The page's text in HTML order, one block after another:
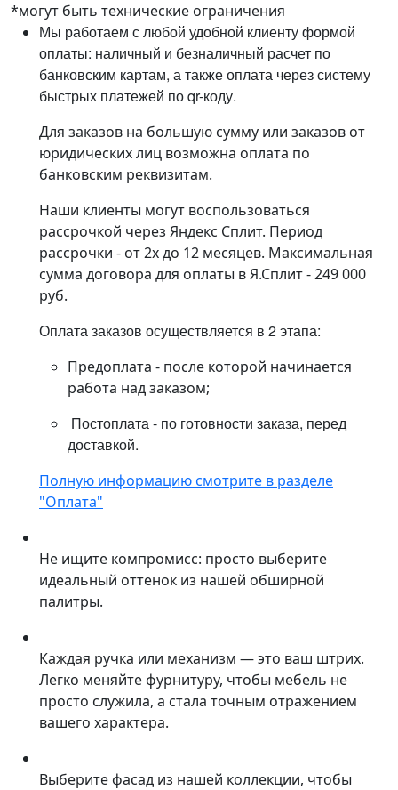
*могут быть технические ограничения
Мы работаем с любой удобной клиенту формой
оплаты: наличный и безналичный расчет по
банковским картам, а также оплата через систему
быстрых платежей по qr-коду.
Для заказов на большую сумму или заказов от
юридических лиц возможна оплата по
банковским реквизитам.
Наши клиенты могут воспользоваться
рассрочкой через Яндекс Сплит. Период
рассрочки - от 2х до 12 месяцев. Максимальная
сумма договора для оплаты в Я.Сплит - 249 000
руб.
Оплата заказов осуществляется в 2 этапа:
Предоплата - после которой начинается
работа над заказом;
Постоплата - по готовности заказа, перед
доставкой.
Полную информацию смотрите в разделе
"Оплата"
Не ищите компромисс: просто выберите
идеальный оттенок из нашей обширной
палитры.
Каждая ручка или механизм — это ваш штрих.
Легко меняйте фурнитуру, чтобы мебель не
просто служила, а стала точным отражением
вашего характера.
Выберите фасад из нашей коллекции, чтобы